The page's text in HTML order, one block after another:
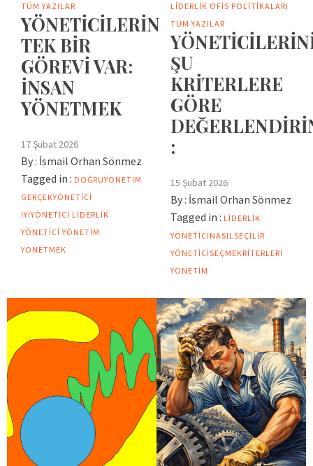
TÜM YAZILAR
YÖNETİCİLERİN
TEK BİR
GÖREVİ VAR:
İNSAN
YÖNETMEK
17 Şubat 2026
By : İsmail Orhan Sönmez
Tagged in : DOĞRUYÖNETIM
GERÇEKYÖNETICI
IYIYÖNETICI LIDERLIK
YÖNETICI YÖNETIM
YÖNETMEK
LIDERLIK OFIS POLITIKALARI
TÜM YAZILAR
ŞU
KRİTERLERE
GÖRE
:
15 Şubat 2026
By : İsmail Orhan Sönmez
Tagged in : LIDERLIK
YÖNETICINASILSEÇILIR
YÖNETICISEÇMEKRITERLERI
YÖNETIM